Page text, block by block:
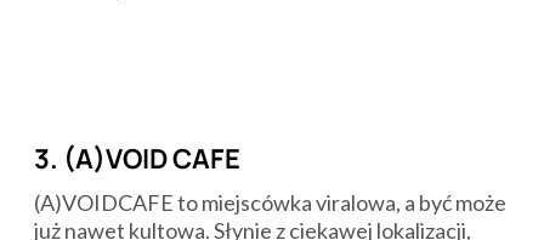
3. (A)VOID CAFE
(A)VOIDCAFE to miejscówka viralowa, a być może
już nawet kultowa. Słynie z ciekawej lokalizacji,